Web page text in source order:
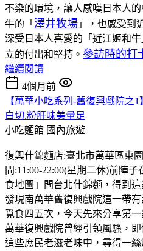
不染的環境，讓人感嘆日本人
牛的「 澤井牧場 」，也感受到
深受日本人喜愛的「近江姬和
立的付出和堅持。 參訪時的打
繼續閱讀
4個月前
【萬華小吃系列-舊復興戲院之
白切.粉肝味美量足
小吃麵館 國內旅遊
復興什錦麵店:臺北市萬華區東
間:11:00-22:00(星期二休)前陣
食地圖」問台北什錦麵，得到
發現南萬華舊復興戲院這一帶
覓食四五次，今天先來分享第
萬華復興戲院曾經引領風騷，
這些庶民老滋老味中，尋得一